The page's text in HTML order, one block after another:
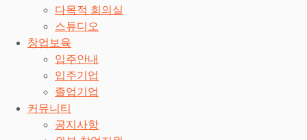
다목적 회의실
스튜디오
창업보육
입주안내
입주기업
졸업기업
커뮤니티
공지사항